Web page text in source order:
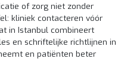
of zorg niet zonder
kliniek contacteren vóór
in Istanbul combineert
en schriftelijke richtlijnen in
en patiënten beter